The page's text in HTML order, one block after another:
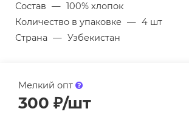
Состав — 100% хлопок
Количество в упаковке — 4 шт
Страна — Узбекистан
Мелкий опт
300 ₽/шт